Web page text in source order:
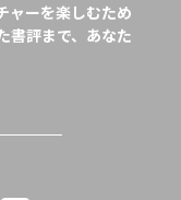
ャーを楽しむため
書評まで、あなた